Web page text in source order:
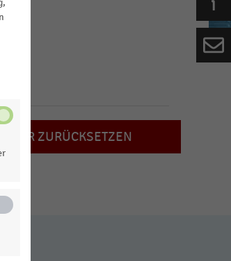
FILTER ZURÜCKSETZEN